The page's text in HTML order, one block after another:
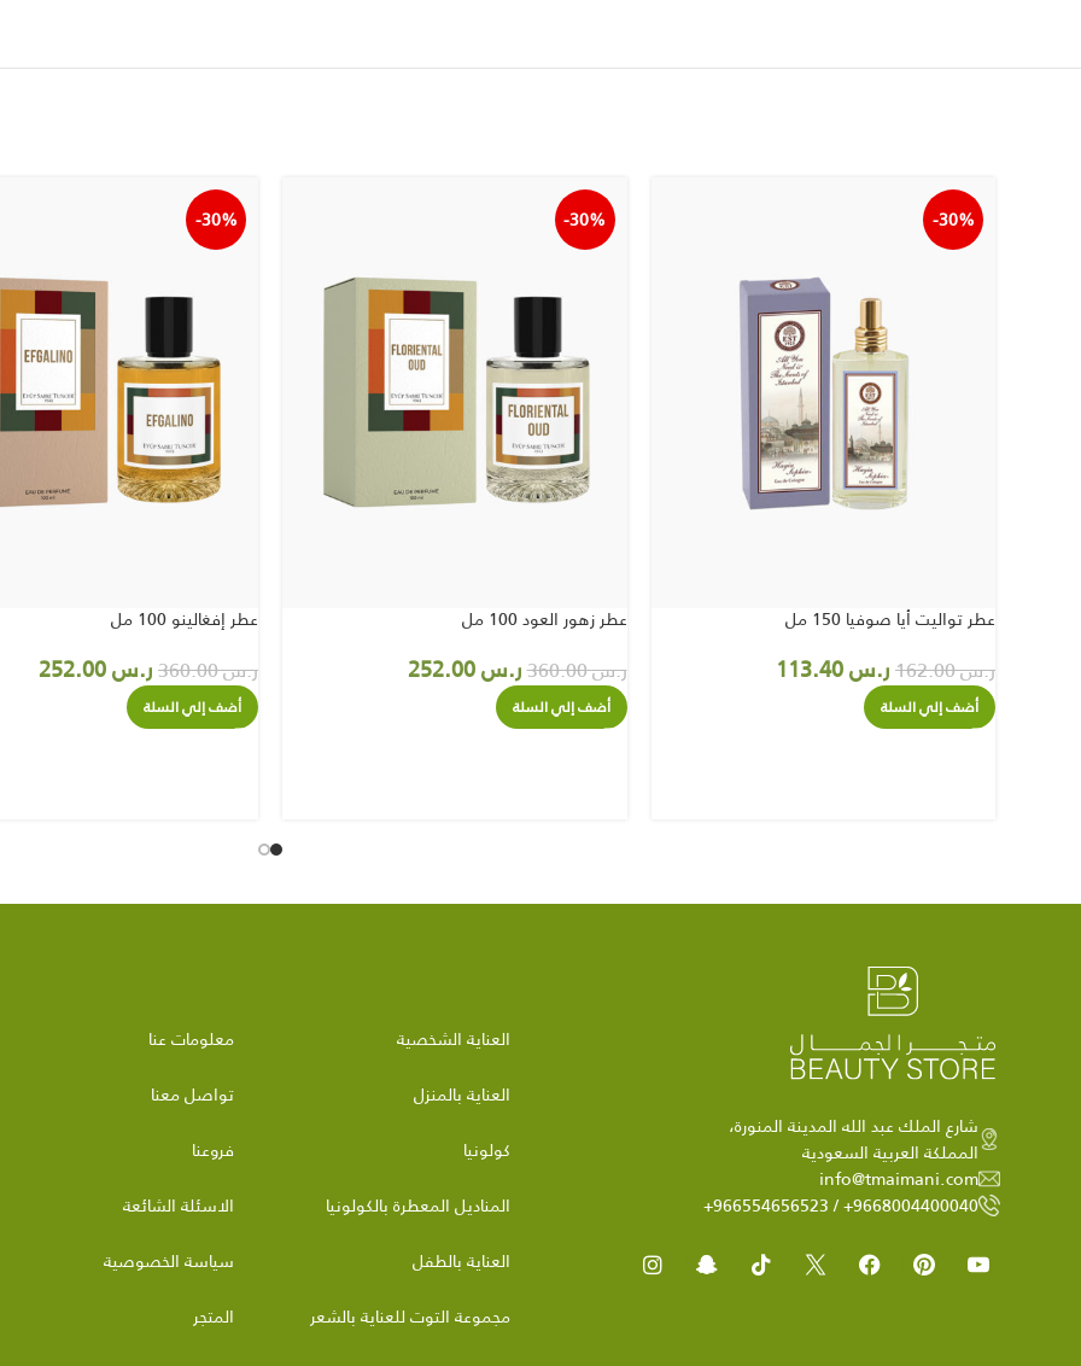
-30%
عطر تواليت أيا صوفيا 150 مل
ر.س162.00 ر.س
أضف إلي السلة
-30%
عطر زهور العود 100 مل
ر.س360.00 ر.س252.00
أضف إلي السلة
-30%
عطر إفغالينو 100 مل
ر.س360.00 ر.س
أضف إلي السلة
شارع الملك عبد الله المدينة المنورة،
المملكة العربية السعودية
info@tmaimani.com
9668004400040+ / 966554656523+
العناية الشخصية
العناية بالمنزل
كولونيا
المناديل المعطرة بالكولونيا
العناية بالطفل
مجموعة التوت للعناية بالشعر
معلومات عنا
تواصل معنا
فروعنا
الاسئلة الشائعة
سياسة الخصوصية
المتجر